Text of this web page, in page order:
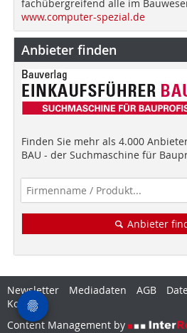
fachübergreifend alle im
www.computer-spezial.de
Anbieter finden
Finden Sie mehr als 4.000 Anbieter
BAU - der Suchmaschine für
Anbieter
Newsletter Mediadaten AGB
Kontakt
Content Management by